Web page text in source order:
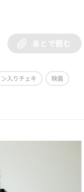
あとで読む
ン入りチェキ 映画